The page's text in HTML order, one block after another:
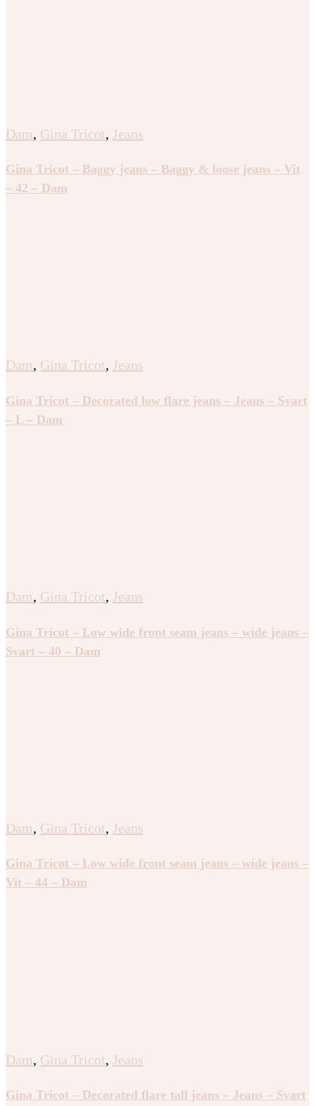
Dam, Gina Tricot, Jeans
Gina Tricot – Baggy jeans – Baggy & loose jeans – Vit
– 42 – Dam
Dam, Gina Tricot, Jeans
Gina Tricot – Decorated low flare jeans – Jeans – Svart
– L – Dam
Dam, Gina Tricot, Jeans
Gina Tricot – Low wide front seam jeans – wide jeans –
Svart – 40 – Dam
Dam, Gina Tricot, Jeans
Gina Tricot – Low wide front seam jeans – wide jeans –
Vit – 44 – Dam
Dam, Gina Tricot, Jeans
Gina Tricot – Decorated flare tall jeans – Jeans – Svart